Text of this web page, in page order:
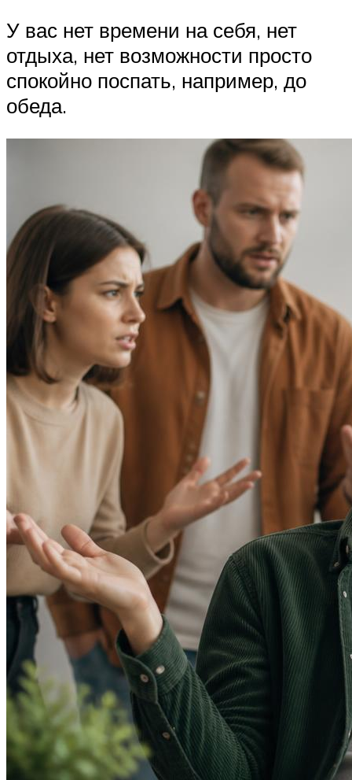
У вас нет времени на себя, нет
отдыха, нет возможности просто
спокойно поспать, например, до
обеда.